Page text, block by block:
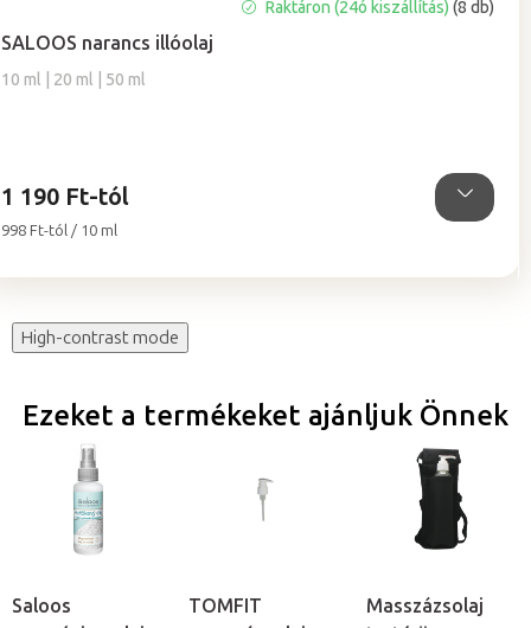
SALOOS narancs illóolaj
10 ml | 20 ml | 50 ml
átlagos
értékelése
Raktáron (24ó kiszállítás)(8 db)
1 190 Ft-tól
Egységár:
998 Ft-tól / 10 ml
High-contrast mode
Ezeket a termékeket ajánljuk Önnek
Saloos
TOMFIT
Masszázsolaj